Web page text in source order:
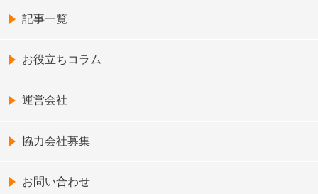
記事一覧
お役立ちコラム
運営会社
協力会社募集
お問い合わせ